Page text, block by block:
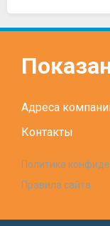
Адреса
Контакты
Политика
Правила сайта